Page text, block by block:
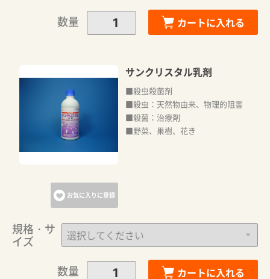
数量
カートに入れる
お気に入りに登録
サンクリスタル乳剤
■殺虫殺菌剤
■殺虫：天然物由来、物理的阻害
■殺菌：治療剤
■野菜、果樹、花き
規格・サ
イズ
数量
カートに入れる